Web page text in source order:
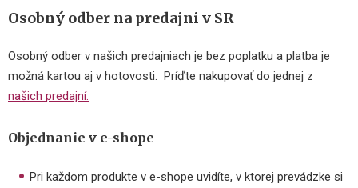
Osobný odber na predajni v SR
Osobný odber v našich predajniach je bez poplatku a platba je
možná kartou aj v hotovosti. Príďte nakupovať do jednej z
našich predajní.
Objednanie v e-shope
Pri každom produkte v e-shope uvidíte, v ktorej prevádzke si